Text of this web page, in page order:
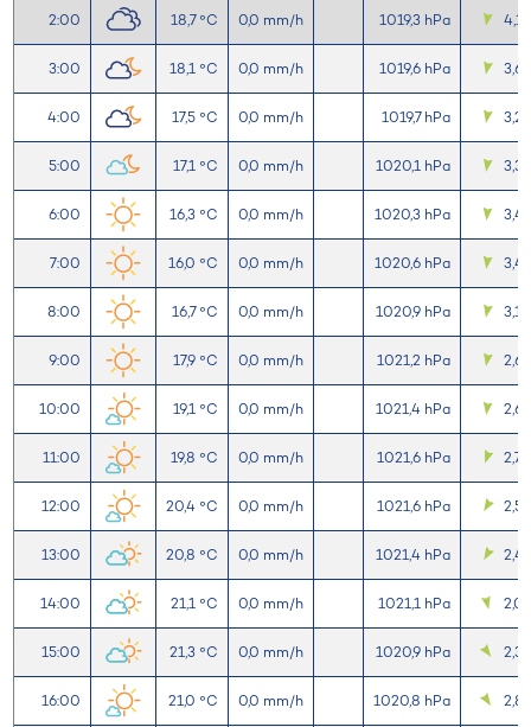
2:00 18,7 °C 0,0 mm/h 1019,3 hPa 4,1
3:00 18,1 °C 0,0 mm/h 1019,6 hPa 3,6
4:00 17,5 °C 0,0 mm/h 1019,7 hPa 3,2
5:00 17,1 °C 0,0 mm/h 1020,1 hPa 3,3
6:00 16,3 °C 0,0 mm/h 1020,3 hPa 3,4
7:00 16,0 °C 0,0 mm/h 1020,6 hPa 3,4
8:00 16,7 °C 0,0 mm/h 1020,9 hPa 3,1
9:00 17,9 °C 0,0 mm/h 1021,2 hPa 2,6
10:00 19,1 °C 0,0 mm/h 1021,4 hPa 2,6
11:00 19,8 °C 0,0 mm/h 1021,6 hPa 2,7
12:00 20,4 °C 0,0 mm/h 1021,6 hPa 2,5
13:00 20,8 °C 0,0 mm/h 1021,4 hPa 2,4
14:00 21,1 °C 0,0 mm/h 1021,1 hPa 2,0
15:00 21,3 °C 0,0 mm/h 1020,9 hPa 2,3
16:00 21,0 °C 0,0 mm/h 1020,8 hPa 2,8